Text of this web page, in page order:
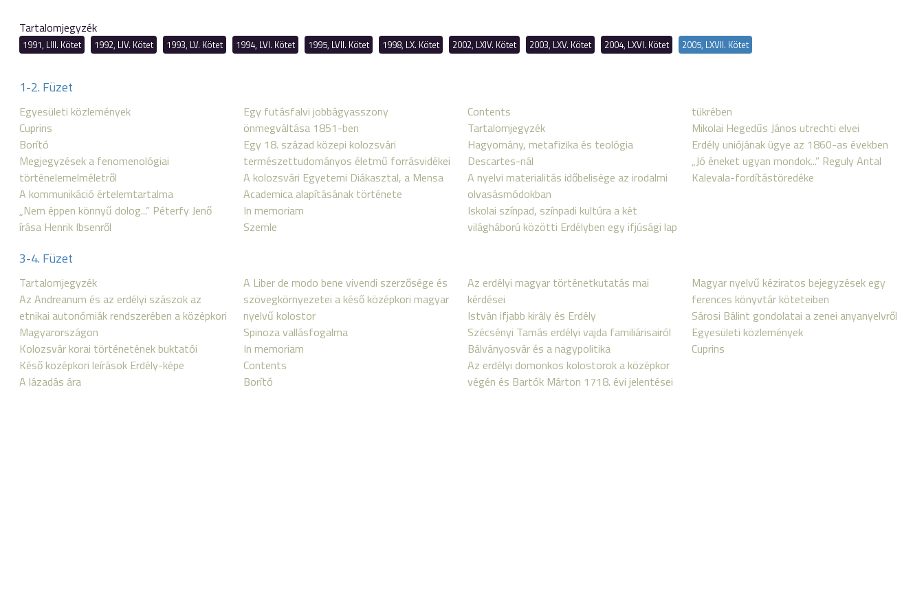
Tartalomjegyzék
1991, LIII. Kötet 1992, LIV. Kötet 1993, LV. Kötet 1994, LVI. Kötet 1995, LVII. Kötet 1998, LX. Kötet 2002, LXIV. Kötet 2003, LXV. Kötet 2004, LXVI. Kötet 2005, LXVII. Kötet
1-2. Füzet
Egyesületi közlemények
Cuprins
Borító
Megjegyzések a fenomenológiai
történelemelméletről
A kommunikáció értelemtartalma
„Nem éppen könnyű dolog...” Péterfy Jenő
írása Henrik Ibsenről
Egy futásfalvi jobbágyasszony
önmegváltása 1851-ben
Egy 18. század közepi kolozsvári
természettudományos életmű forrásvidékei
A kolozsvári Egyetemi Diákasztal, a Mensa
Academica alapításának története
In memoriam
Szemle
Contents
Tartalomjegyzék
Hagyomány, metafizika és teológia
Descartes-nál
A nyelvi materialitás időbelisége az irodalmi
olvasásmódokban
Iskolai színpad, színpadi kultúra a két
világháború közötti Erdélyben egy ifjúsági lap
tükrében
Mikolai Hegedűs János utrechti elvei
Erdély uniójának ügye az 1860-as években
„Jó éneket ugyan mondok...” Reguly Antal
Kalevala-fordítástöredéke
3-4. Füzet
Tartalomjegyzék
Az Andreanum és az erdélyi szászok az
etnikai autonómiák rendszerében a középkori
Magyarországon
Kolozsvár korai történetének buktatói
Késő középkori leírások Erdély-képe
A lázadás ára
A Liber de modo bene vivendi szerzősége és
szövegkörnyezetei a késő középkori magyar
nyelvű kolostor
Spinoza vallásfogalma
In memoriam
Contents
Borító
Az erdélyi magyar történetkutatás mai
kérdései
István ifjabb király és Erdély
Szécsényi Tamás erdélyi vajda familiárisairól
Bálványosvár és a nagypolitika
Az erdélyi domonkos kolostorok a középkor
végén és Bartók Márton 1718. évi jelentései
Magyar nyelvű kéziratos bejegyzések egy
ferences könyvtár köteteiben
Sárosi Bálint gondolatai a zenei anyanyelvről
Egyesületi közlemények
Cuprins